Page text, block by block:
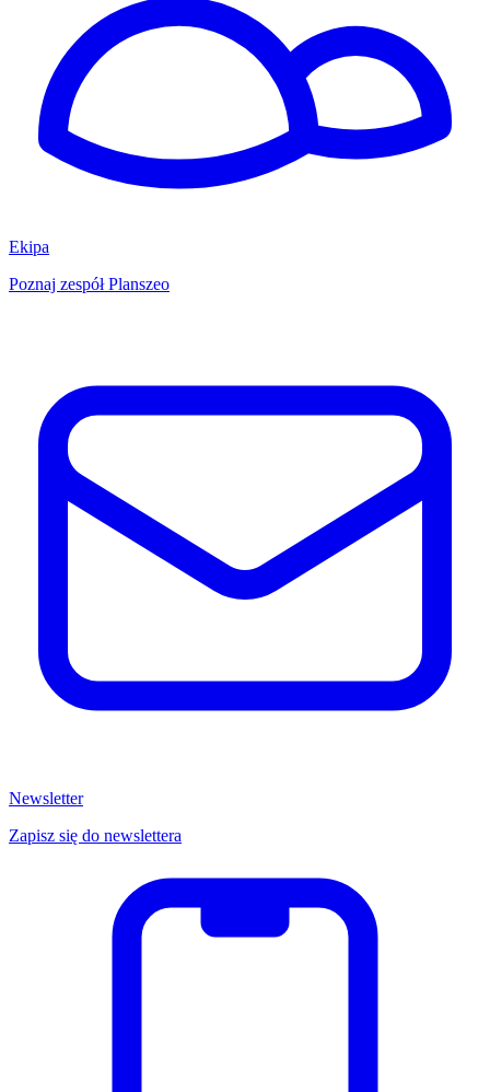
Ekipa
Poznaj zespół Planszeo
Newsletter
Zapisz się do newslettera